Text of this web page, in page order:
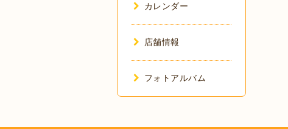
カレンダー
店舗情報
フォトアルバム